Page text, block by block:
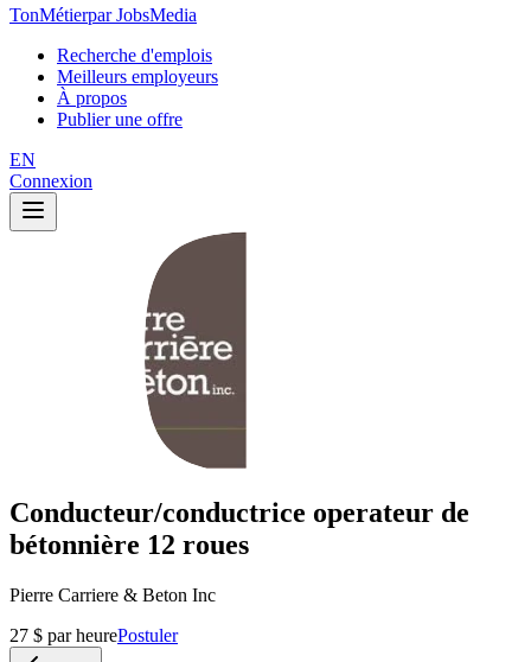
TonMétierpar JobsMedia
Recherche d'emplois
Meilleurs employeurs
À propos
Publier une offre
EN
Connexion
Conducteur/conductrice operateur de
bétonnière 12 roues
Pierre Carriere & Beton Inc
27 $ par heurePostuler